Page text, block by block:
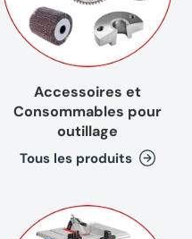
Accessoires et
Consommables pour
outillage
Tous les produits